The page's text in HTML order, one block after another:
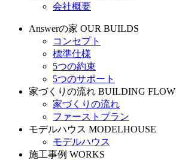
会社概要
Answerの家 OUR BUILDS
コンセプト
標準仕様
5つの約束
5つのサポート
家づくりの流れ BUILDING FLOW
家づくりの流れ
ファーストプラン
モデルハウス MODELHOUSE
モデルハウス
施工事例 WORKS